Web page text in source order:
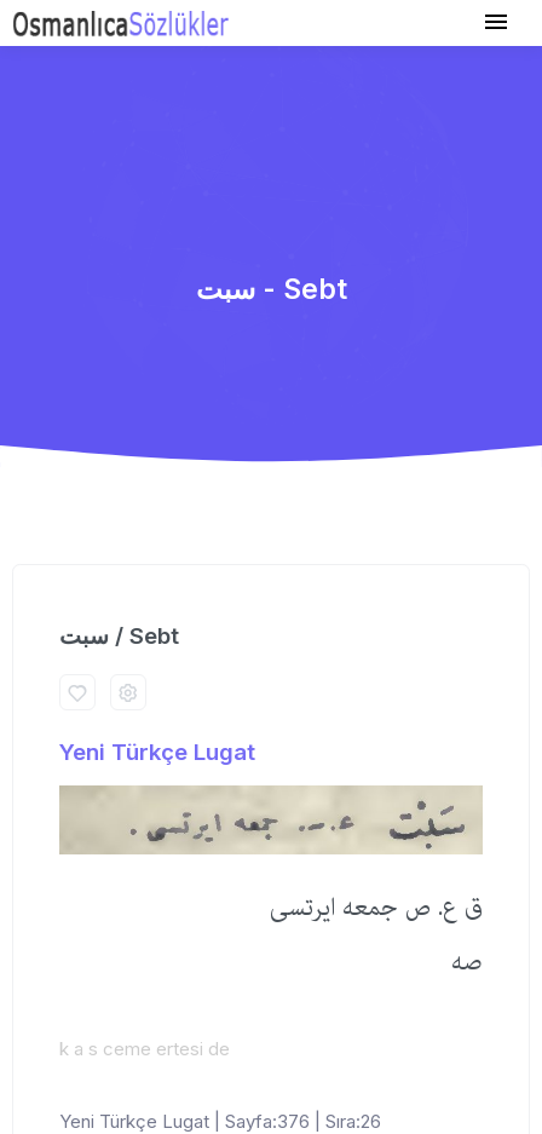
سبت - Sebt
سبت / Sebt
Yeni Türkçe Lugat
ق ع. ص جمعه ایرتسی
صه
k a s ceme ertesi de
Yeni Türkçe Lugat | Sayfa:376 | Sıra:26